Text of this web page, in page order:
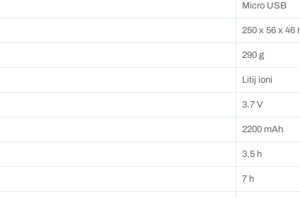
Micro USB
250 x 56 x 46
290 g
Litij ioni
3.7 V
2200 mAh
3,5 h
7 h